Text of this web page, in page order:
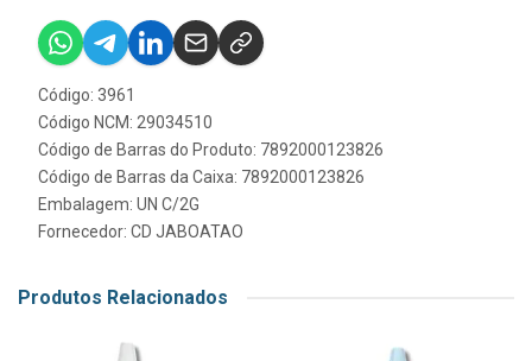
Código: 3961
Código NCM: 29034510
Código de Barras do Produto: 7892000123826
Código de Barras da Caixa: 7892000123826
Embalagem: UN C/2G
Fornecedor: CD JABOATAO
Produtos Relacionados